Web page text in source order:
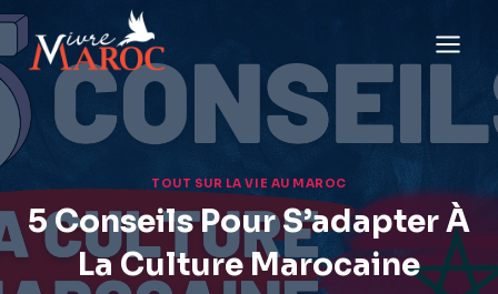
Aller
contenu
TOUT SUR LA VIE AU MAROC
5 Conseils Pour S’adapter À
La Culture Marocaine